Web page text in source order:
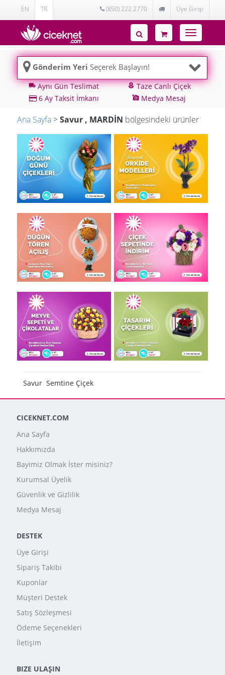
EN TR (850) 222 2770 Üye Girişi
Toggle
navigation
Gönderim Yeri Seçerek Başlayın!
local_shippingAynı Gün Teslimat local_floristTaze Canlı Çiçek
6 Ay Taksit İmkanı
add_a_photo Medya Mesaj
Ana Sayfa >Savur , MARDİN bölgesindeki ürünler
Savur Semtine Çiçek
CICEKNET.COM
Ana Sayfa
Hakkımızda
Bayimiz Olmak İster misiniz?
Kurumsal Üyelik
Güvenlik ve Gizlilik
Medya Mesaj
DESTEK
Üye Girişi
Sipariş Takibi
Kuponlar
Müşteri Destek
Satış Sözleşmesi
Ödeme Seçenekleri
İletişim
BIZE ULAŞIN